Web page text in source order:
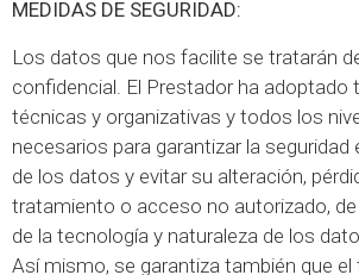
MEDIDAS DE SEGURIDAD:
Los datos que nos facilite se tratarán
confidencial. El Prestador ha adoptado
técnicas y organizativas y todos los
necesarios para garantizar la
de los datos y evitar su alteración,
tratamiento o acceso no autorizado,
de la tecnología y naturaleza de los
Así mismo, se garantiza también que